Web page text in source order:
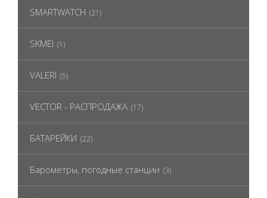
SMARTWATCH (21)
SKMEI (1)
VALERI (5)
VECTOR - РАСПРОДАЖА (17)
БАТАРЕЙКИ (22)
Барометры, погодные станции (3)